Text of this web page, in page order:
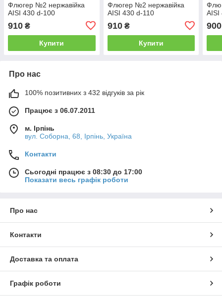
Флюгер №2 нержавійка
AISI 430 d-100
910 ₴
Купити
Флюгер №2 нержавійка
AISI 430 d-110
910₴
Купити
AISI
900
Про нас
100% позитивних з 432 відгуків за рік
Працює з 06.07.2011
м. Ірпінь
вул. Соборна, 68, Ірпінь, Україна
Контакти
Сьогодні працює з 08:30 до 17:00
Показати весь графік роботи
Про нас
Контакти
Доставка та оплата
Графік роботи